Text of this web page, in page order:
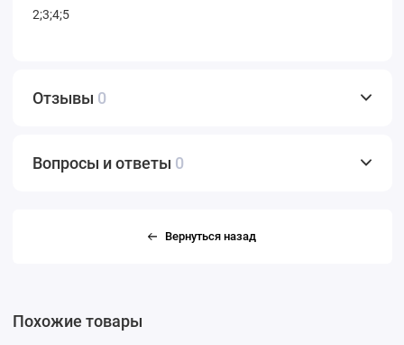
2;3;4;5
Отзывы 0
Вопросы и ответы 0
Вернуться назад
Похожие товары